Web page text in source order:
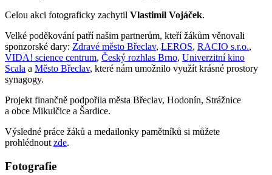
Celou akci fotograficky zachytil Vlastimil Vojáček.
Velké poděkování patří našim partnerům, kteří žákům věnovali
sponzorské dary: Zdravé město Břeclav, LEROS, RACIO s.r.o.,
VIDA! science centrum, Český rozhlas Brno, Univerzitní kino
Scala a Město Břeclav, které nám umožnilo využít krásné prostory
synagogy.
Projekt finančně podpořila města Břeclav, Hodonín, Strážnice
a obce Mikulčice a Šardice.
Výsledné práce žáků a medailonky pamětníků si můžete
prohlédnout zde.
Fotografie